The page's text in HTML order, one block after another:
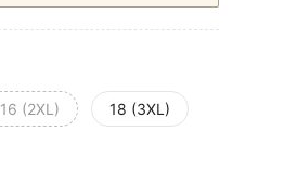
16 (2XL) 18 (3XL)